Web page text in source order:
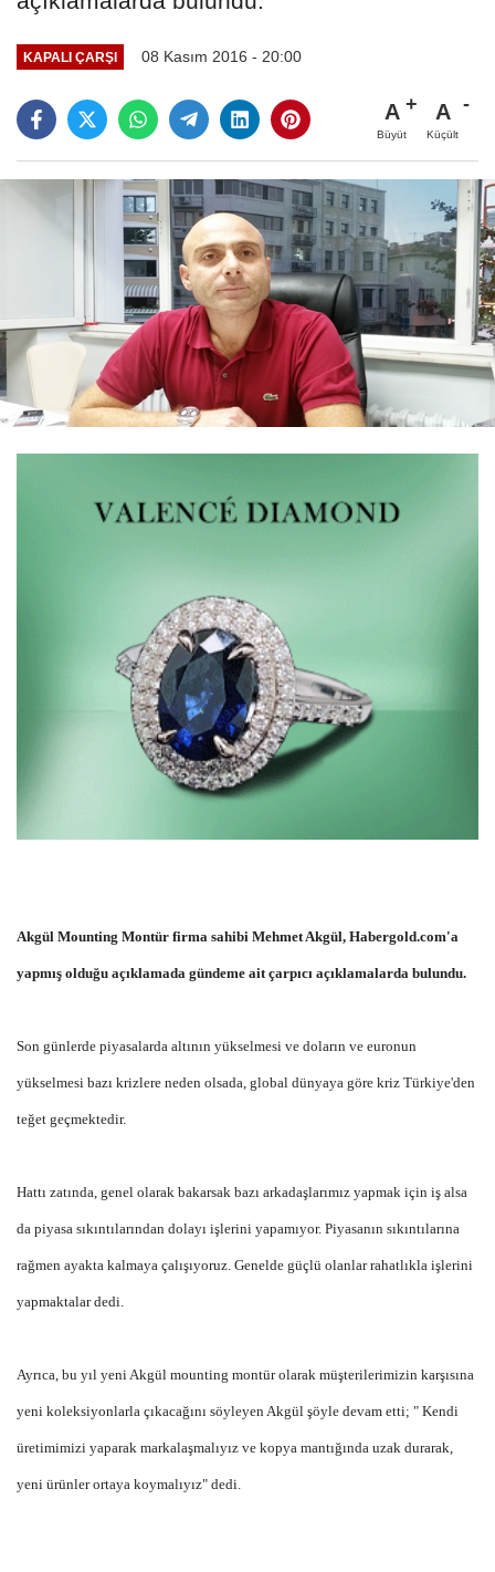
KAPALI ÇARŞI 08 Kasım 2016 - 20:00
A
Büyüt
A
Küçült
Akgül Mounting Montür firma sahibi Mehmet Akgül, Habergold.com'a
yapmış olduğu açıklamada gündeme ait çarpıcı açıklamalarda bulundu.
Son günlerde piyasalarda altının yükselmesi ve doların ve euronun
yükselmesi bazı krizlere neden olsada, global dünyaya göre kriz Türkiye'den
teğet geçmektedir.
Hattı zatında, genel olarak bakarsak bazı arkadaşlarımız yapmak için iş alsa
da piyasa sıkıntılarından dolayı işlerini yapamıyor. Piyasanın sıkıntılarına
rağmen ayakta kalmaya çalışıyoruz. Genelde güçlü olanlar rahatlıkla işlerini
yapmaktalar dedi.
Ayrıca, bu yıl yeni Akgül mounting montür olarak müşterilerimizin karşısına
yeni koleksiyonlarla çıkacağını söyleyen Akgül şöyle devam etti; " Kendi
üretimimizi yaparak markalaşmalıyız ve kopya mantığında uzak durarak,
yeni ürünler ortaya koymalıyız" dedi.